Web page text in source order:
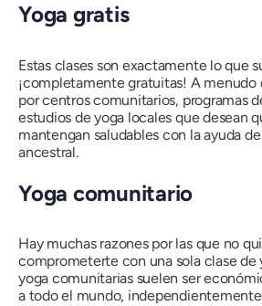
Yoga gratis
Estas clases son exactamente lo que
¡completamente gratuitas! A menudo
por centros comunitarios, programas
estudios de yoga locales que desean
mantengan saludables con la ayuda
ancestral.
Yoga comunitario
Hay muchas razones por las que no
comprometerte con una sola clase de
yoga comunitarias suelen ser
a todo el mundo,